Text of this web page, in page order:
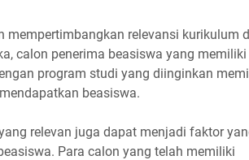
mempertimbangkan relevansi kurikulum
calon penerima beasiswa yang
program studi yang diinginkan
beasiswa.
relevan juga dapat menjadi faktor
Para calon yang telah memiliki